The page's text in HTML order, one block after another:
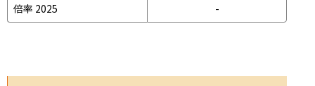
倍率 2025
-